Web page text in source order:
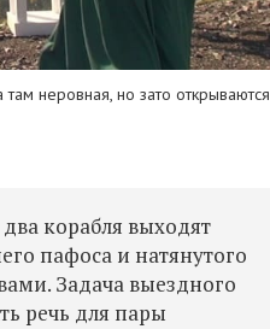
неровная, но зато открываются
корабля выходят
пафоса и натянутого
. Задача выездного
речь для пары